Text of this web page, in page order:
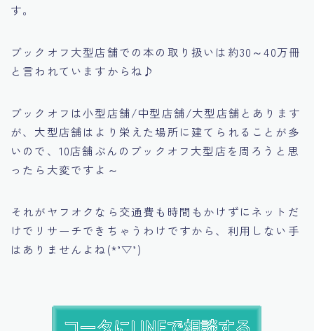
す。
ブックオフ大型店舗での本の取り扱いは約30～40万冊
と言われていますからね♪
ブックオフは小型店舗/中型店舗/大型店舗とあります
が、大型店舗はより栄えた場所に建てられることが多
いので、10店舗ぶんのブックオフ大型店を周ろうと思
ったら大変ですよ～
それがヤフオクなら交通費も時間もかけずにネットだ
けでリサーチできちゃうわけですから、利用しない手
はありませんよね(*’▽’)